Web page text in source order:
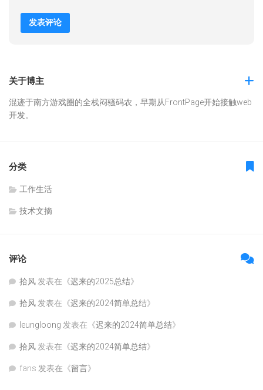
关于博主
混迹于南方游戏圈的全栈闷骚码农，早期从FrontPage开始接触web
开发。
分类
工作生活
技术文摘
评论
拾风 发表在《迟来的2025总结》
拾风 发表在《迟来的2024简单总结》
leungloong 发表在《迟来的2024简单总结》
拾风 发表在《迟来的2024简单总结》
fans 发表在《留言》